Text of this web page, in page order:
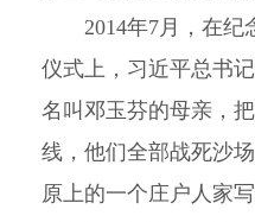
2014年7月，在纪
仪式上，习近平总书
名叫邓玉芬的母亲，
线，他们全部战死沙
原上的一个庄户人家